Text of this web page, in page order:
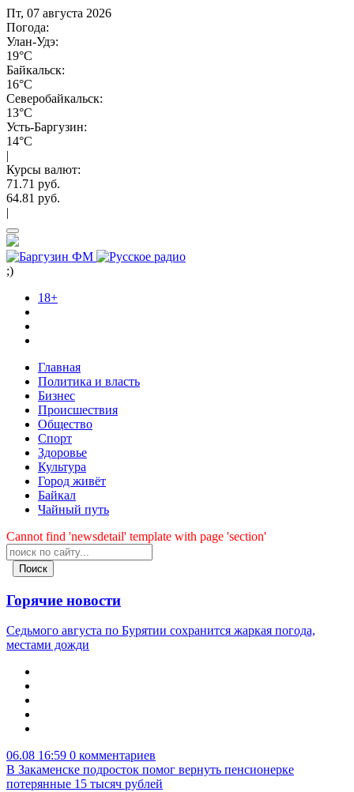
Пт, 07 августа 2026
Погода:
Улан-Удэ:
19°C
Байкальск:
16°C
Северобайкальск:
13°C
Усть-Баргузин:
14°C
|
Курсы валют:
71.71 руб.
64.81 руб.
|
;)
18+
Главная
Политика и власть
Бизнес
Происшествия
Общество
Cпорт
Здоровье
Культура
Город живёт
Байкал
Чайный путь
Cannot find 'newsdetail' template with page 'section'
Поиск
Горячие новости
Седьмого августа по Бурятии сохранится жаркая погода,
местами дожди
06.08 16:59 0 комментариев
В Закаменске подросток помог вернуть пенсионерке
потерянные 15 тысяч рублей